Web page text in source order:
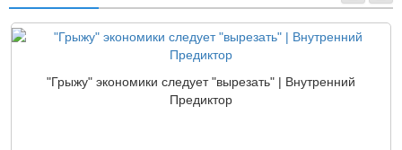
"Грыжу" экономики следует "вырезать" | Внутренний
Предиктор